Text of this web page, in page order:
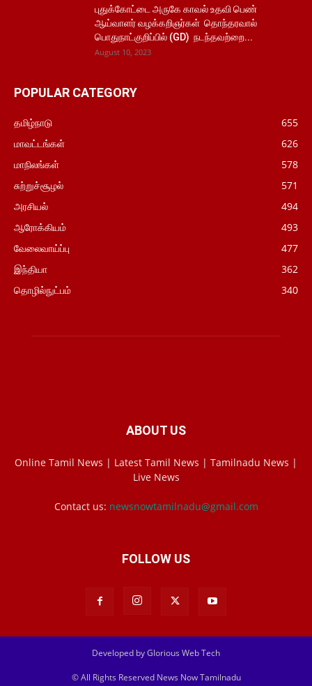
புதுக்கோட்டை அருகே காவல் உதவி பெண்
ஆய்வாளர் வழக்கறிஞர்கள் தொந்தரவால்
பொதுநாட்குறிப்பில் (GD) நடந்தவற்றை...
August 10, 2023
POPULAR CATEGORY
தமிழ்நாடு
655
மாவட்டங்கள்
626
மாநிலங்கள்
578
சுற்றுச்சூழல்
571
அரசியல்
494
ஆரோக்கியம்
493
வேலைவாய்ப்பு
477
இந்தியா
362
தொழில்நுட்பம்
340
ABOUT US
Online Tamil News | Latest Tamil News | Tamilnadu News |
Live News
Contact us: newsnowtamilnadu@gmail.com
FOLLOW US
Developed by Glorious Web Tech
© All Rights Reserved News Now Tamilnadu